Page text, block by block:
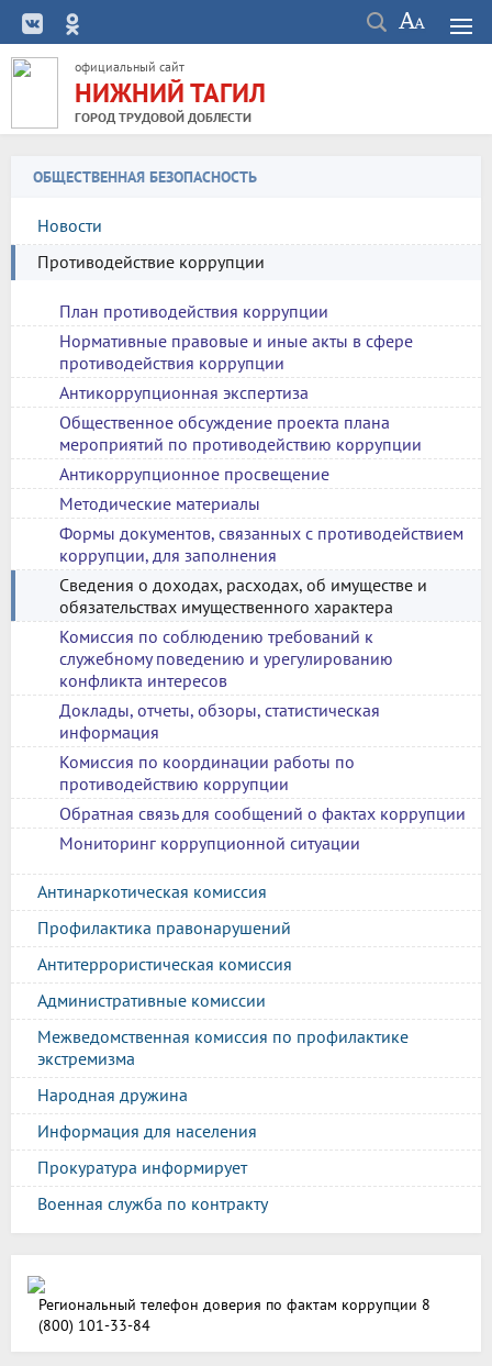
официальный сайт
НИЖНИЙ ТАГИЛ
ГОРОД ТРУДОВОЙ ДОБЛЕСТИ
ОБЩЕСТВЕННАЯ БЕЗОПАСНОСТЬ
Новости
Противодействие коррупции
План противодействия коррупции
Нормативные правовые и иные акты в сфере
противодействия коррупции
Антикоррупционная экспертиза
Общественное обсуждение проекта плана
мероприятий по противодействию коррупции
Антикоррупционное просвещение
Методические материалы
Формы документов, связанных с противодействием
коррупции, для заполнения
Сведения о доходах, расходах, об имуществе и
обязательствах имущественного характера
Комиссия по соблюдению требований к
служебному поведению и урегулированию
конфликта интересов
Доклады, отчеты, обзоры, статистическая
информация
Комиссия по координации работы по
противодействию коррупции
Обратная связь для сообщений о фактах коррупции
Мониторинг коррупционной ситуации
Антинаркотическая комиссия
Профилактика правонарушений
Антитеррористическая комиссия
Административные комиссии
Межведомственная комиссия по профилактике
экстремизма
Народная дружина
Информация для населения
Прокуратура информирует
Военная служба по контракту
Региональный телефон доверия по фактам коррупции 8
(800) 101-33-84